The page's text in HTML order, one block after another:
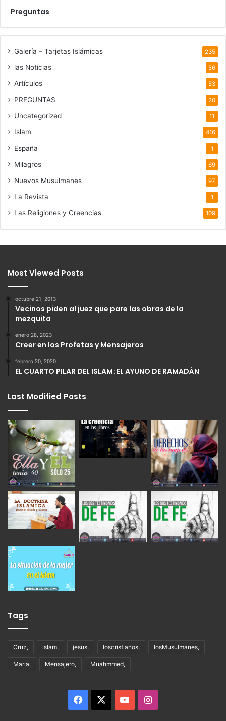
Preguntas
Galería – Tarjetas Islámicas 235
las Noticias 56
Artículos 53
PREGUNTAS 20
Uncategorized 11
Islam 416
España 1
Milagros 69
Nuevos Musulmanes 97
La Revista 1
Las Religiones y Creencias 109
Most Viewed Posts
octubre 21, 2013
Vecinos piden al juez que pare las obras de la
mezquita
enero 28, 2023
Creer en los Profetas y Mensajeros
febrero 20, 2020
EL CUARTO PILAR DEL ISLAM: EL AYUNO DE RAMADÁN
Last Modified Posts
Tags
Cruz, islam, jesus, loscristianos, losMusulmanes,
Maria, Mensajero, Muahmmed,
Facebook YouTubeInstagram